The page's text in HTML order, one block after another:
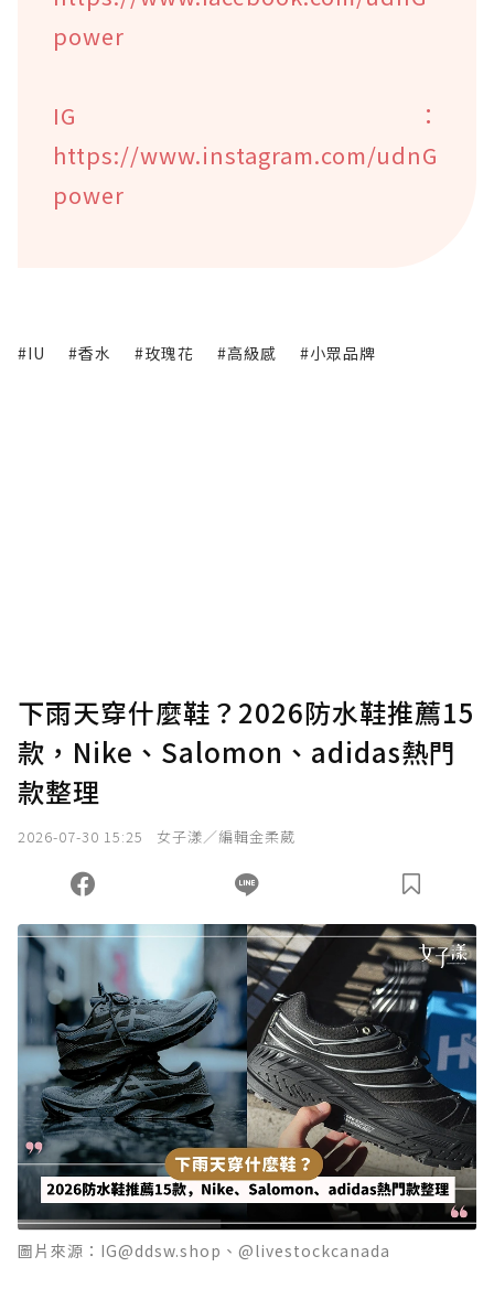
power
IG：
https://www.instagram.com/udnG
power
#IU #香水 #玫瑰花 #高級感 #小眾品牌
下雨天穿什麼鞋？2026防水鞋推薦15
款，Nike、Salomon、adidas熱門
款整理
2026-07-30 15:25 女子漾／編輯金柔葳
圖片來源：IG@ddsw.shop、@livestockcanada